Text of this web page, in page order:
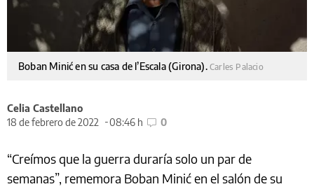
Boban Minić en su casa de l’Escala (Girona). Carles Palacio
Celia Castellano
18 de febrero de 2022
08:46 h 0
“Creímos que la guerra duraría solo un par de
semanas”, rememora Boban Minić en el salón de su